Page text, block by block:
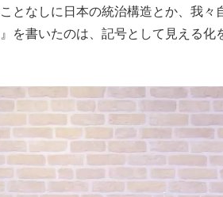
となしに日本の統治構造とか、我
を書いたのは、記号として見える